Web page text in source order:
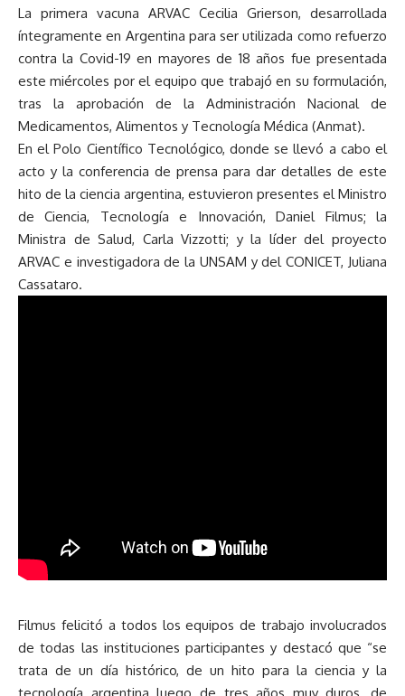
La primera vacuna ARVAC Cecilia Grierson, desarrollada
íntegramente en Argentina para ser utilizada como refuerzo
contra la Covid-19 en mayores de 18 años fue presentada
este miércoles por el equipo que trabajó en su formulación,
tras la aprobación de la Administración Nacional de
Medicamentos, Alimentos y Tecnología Médica (Anmat).
En el Polo Científico Tecnológico, donde se llevó a cabo el
acto y la conferencia de prensa para dar detalles de este
hito de la ciencia argentina, estuvieron presentes el Ministro
de Ciencia, Tecnología e Innovación, Daniel Filmus; la
Ministra de Salud, Carla Vizzotti; y la líder del proyecto
ARVAC e investigadora de la UNSAM y del CONICET, Juliana
Cassataro.
Filmus felicitó a todos los equipos de trabajo involucrados
de todas las instituciones participantes y destacó que “se
trata de un día histórico, de un hito para la ciencia y la